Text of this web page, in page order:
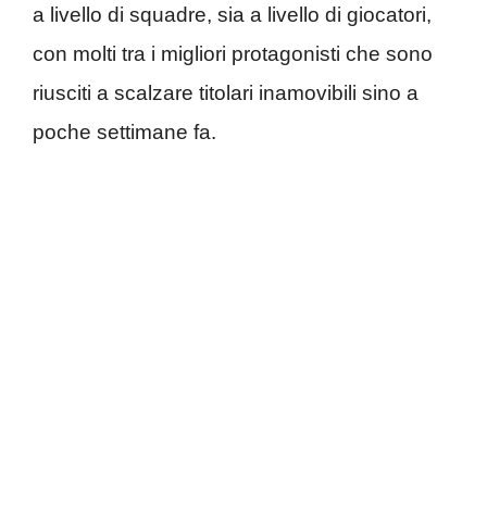
a livello di squadre, sia a livello di giocatori,
con molti tra i migliori protagonisti che sono
riusciti a scalzare titolari inamovibili sino a
poche settimane fa.